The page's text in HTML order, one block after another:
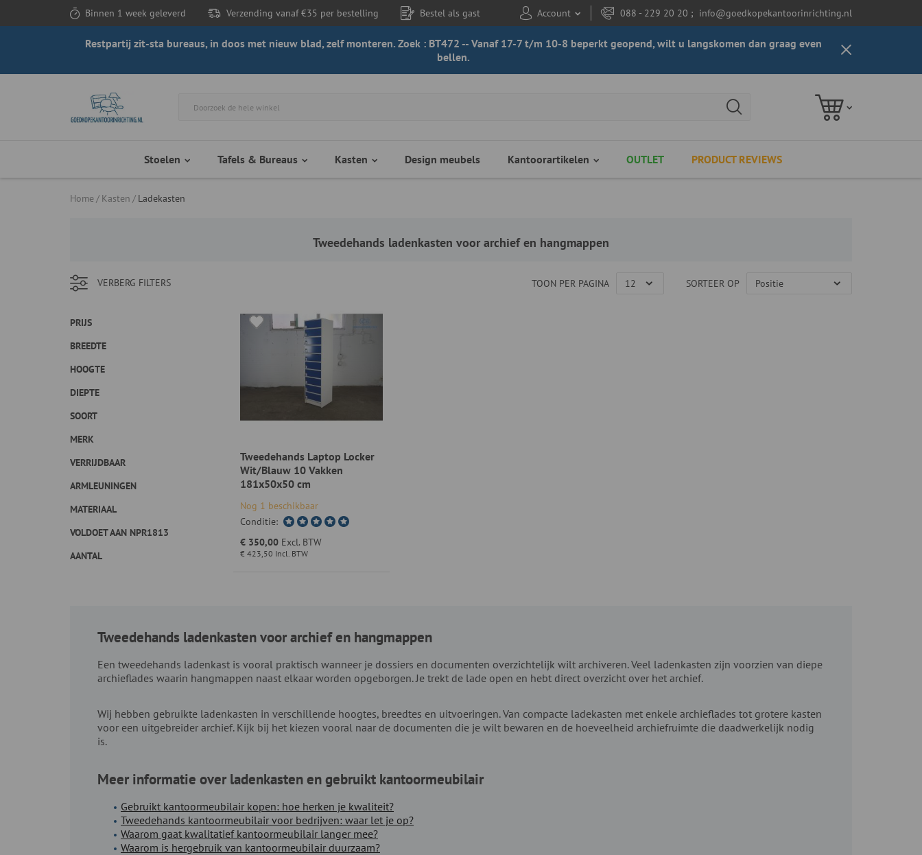
Binnen 1 week geleverd Verzending vanaf €35 per bestelling Bestel als gast Account 088 - 229 20 20 ; info@goedkopekantoorinrichting.nl
Restpartij zit-sta bureaus, in doos met nieuw blad, zelf monteren. Zoek : BT472 -- Vanaf 17-7 t/m 10-8 beperkt geopend, wilt u langskomen dan graag even
bellen.
Stoelen Tafels & Bureaus Kasten Design meubels Kantoorartikelen OUTLET PRODUCT REVIEWS
Home Kasten Ladekasten
Tweedehands ladenkasten voor archief en hangmappen
TOON PER PAGINA SORTEER OP
VERBERG FILTERS
Tweedehands Laptop Locker
Wit/Blauw 10 Vakken
181x50x50 cm
Nog 1 beschikbaar
Conditie:
€ 423,50 Incl. BTW
€ 350,00 Excl. BTW
PRIJS
BREEDTE
HOOGTE
DIEPTE
SOORT
MERK
VERRIJDBAAR
ARMLEUNINGEN
MATERIAAL
VOLDOET AAN NPR1813
AANTAL
Tweedehands ladenkasten voor archief en hangmappen
Een tweedehands ladenkast is vooral praktisch wanneer je dossiers en documenten overzichtelijk wilt archiveren. Veel ladenkasten zijn voorzien van diepe
archieflades waarin hangmappen naast elkaar worden opgeborgen. Je trekt de lade open en hebt direct overzicht over het archief.
Wij hebben gebruikte ladenkasten in verschillende hoogtes, breedtes en uitvoeringen. Van compacte ladekasten met enkele archieflades tot grotere kasten
voor een uitgebreider archief. Kijk bij het kiezen vooral naar de documenten die je wilt bewaren en de hoeveelheid archiefruimte die daadwerkelijk nodig
is.
Meer informatie over ladenkasten en gebruikt kantoormeubilair
Gebruikt kantoormeubilair kopen: hoe herken je kwaliteit?
Tweedehands kantoormeubilair voor bedrijven: waar let je op?
Waarom gaat kwalitatief kantoormeubilair langer mee?
Waarom is hergebruik van kantoormeubilair duurzaam?